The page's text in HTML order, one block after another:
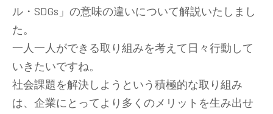
ル・SDGs」の意味の違いについて解説いたしまし
た。
一人一人ができる取り組みを考えて日々行動して
いきたいですね。
社会課題を解決しようという積極的な取り組み
は、企業にとってより多くのメリットを生み出せ